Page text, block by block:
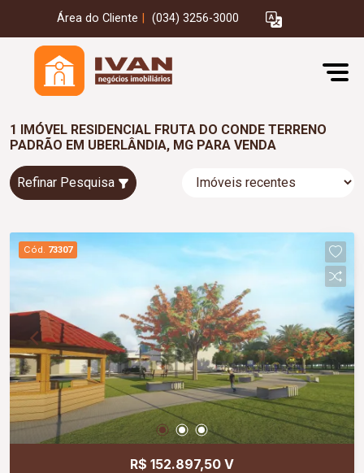
Área do Cliente (034) 3256-3000
1 IMÓVEL RESIDENCIAL FRUTA DO CONDE TERRENO
PADRÃO EM UBERLÂNDIA, MG PARA VENDA
Refinar Pesquisa
Cód. 73307
R$ 152.897,50 V